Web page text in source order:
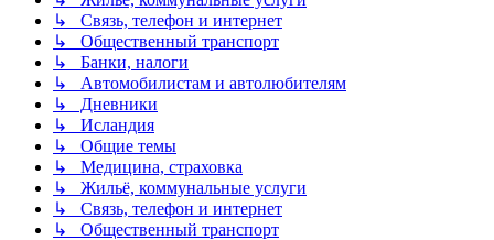
↳ Связь, телефон и интернет
↳ Общественный транспорт
↳ Банки, налоги
↳ Автомобилистам и автолюбителям
↳ Дневники
↳ Исландия
↳ Общие темы
↳ Медицина, страховка
↳ Жильё, коммунальные услуги
↳ Связь, телефон и интернет
↳ Общественный транспорт